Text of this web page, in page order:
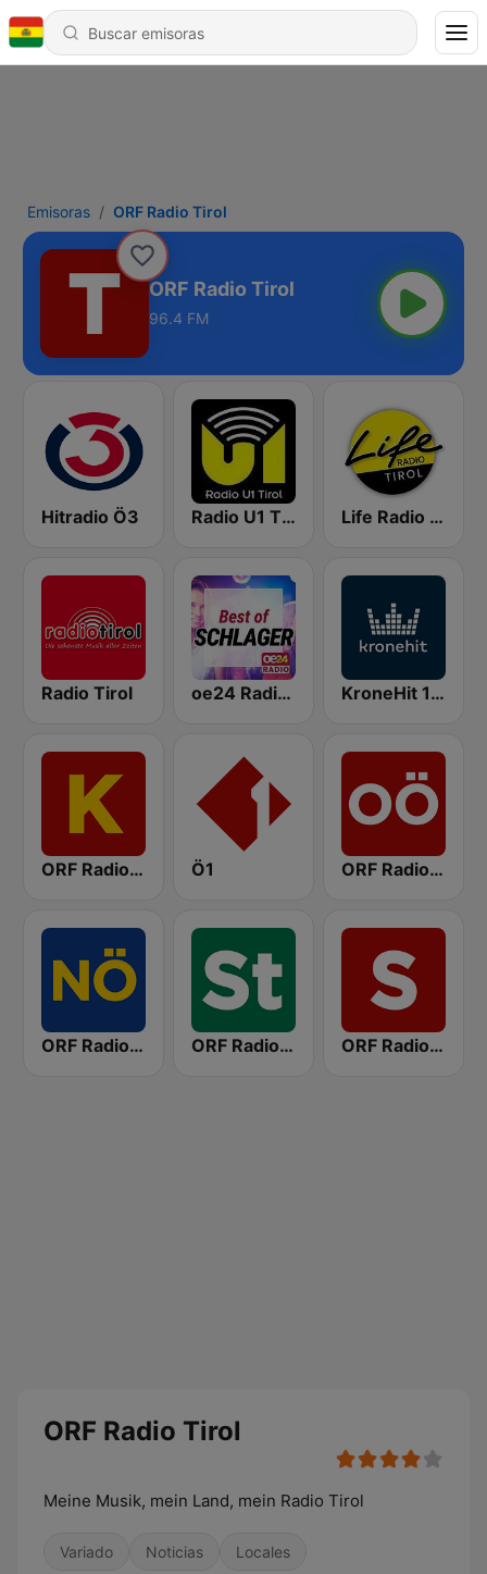
Emisoras ORF Radio Tirol
ORF Radio Tirol
96.4 FM
Hitradio Ö3 Radio U1 Tirol Life Radio Tirol
Radio Tirol oe24 Radio - Best of Schlager KroneHit 105.8
ORF Radio Kärnten Ö1 ORF Radio Oberösterreich
ORF Radio Niederösterreich ORF Radio Steiermark ORF Radio Salzburg
ORF Radio Tirol
Meine Musik, mein Land, mein Radio Tirol
Variado Noticias Locales